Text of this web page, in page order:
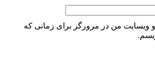
من در مرورگر برای زمانی که